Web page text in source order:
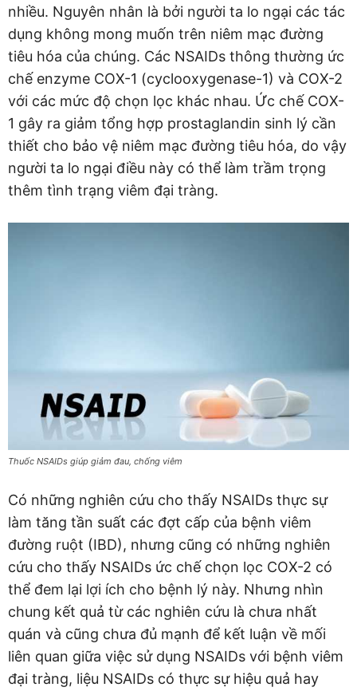
nhiều. Nguyên nhân là bởi người ta lo ngại các tác
dụng không mong muốn trên niêm mạc đường
tiêu hóa của chúng. Các NSAIDs thông thường ức
chế enzyme COX-1 (cyclooxygenase-1) và COX-2
với các mức độ chọn lọc khác nhau. Ức chế COX-
1 gây ra giảm tổng hợp prostaglandin sinh lý cần
thiết cho bảo vệ niêm mạc đường tiêu hóa, do vậy
người ta lo ngại điều này có thể làm trầm trọng
thêm tình trạng viêm đại tràng.
Thuốc NSAIDs giúp giảm đau, chống viêm
Có những nghiên cứu cho thấy NSAIDs thực sự
làm tăng tần suất các đợt cấp của bệnh viêm
đường ruột (IBD), nhưng cũng có những nghiên
cứu cho thấy NSAIDs ức chế chọn lọc COX-2 có
thể đem lại lợi ích cho bệnh lý này. Nhưng nhìn
chung kết quả từ các nghiên cứu là chưa nhất
quán và cũng chưa đủ mạnh để kết luận về mối
liên quan giữa việc sử dụng NSAIDs với bệnh viêm
đại tràng, liệu NSAIDs có thực sự hiệu quả hay